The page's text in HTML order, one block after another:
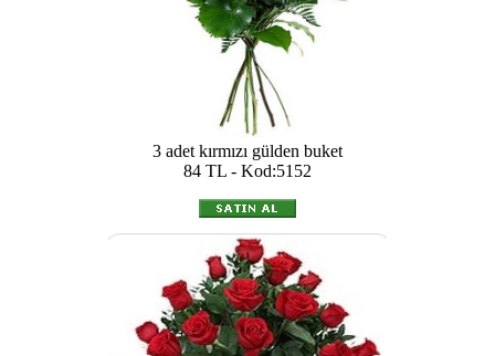
3 adet kırmızı gülden buket
84 TL - Kod:5152